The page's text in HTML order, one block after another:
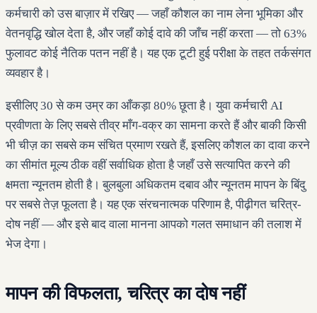
कर्मचारी को उस बाज़ार में रखिए — जहाँ कौशल का नाम लेना भूमिका और
वेतनवृद्धि खोल देता है, और जहाँ कोई दावे की जाँच नहीं करता — तो 63%
फुलावट कोई नैतिक पतन नहीं है। यह एक टूटी हुई परीक्षा के तहत तर्कसंगत
व्यवहार है।
इसीलिए 30 से कम उम्र का आँकड़ा 80% छूता है। युवा कर्मचारी AI
प्रवीणता के लिए सबसे तीव्र माँग-वक्र का सामना करते हैं और बाकी किसी
भी चीज़ का सबसे कम संचित प्रमाण रखते हैं, इसलिए कौशल का दावा करने
का सीमांत मूल्य ठीक वहीं सर्वाधिक होता है जहाँ उसे सत्यापित करने की
क्षमता न्यूनतम होती है। बुलबुला अधिकतम दबाव और न्यूनतम मापन के बिंदु
पर सबसे तेज़ फूलता है। यह एक संरचनात्मक परिणाम है, पीढ़ीगत चरित्र-
दोष नहीं — और इसे बाद वाला मानना आपको गलत समाधान की तलाश में
भेज देगा।
मापन की विफलता, चरित्र का दोष नहीं